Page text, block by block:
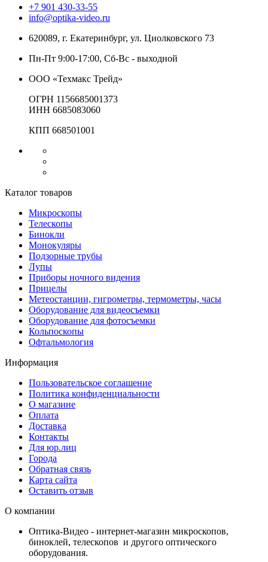
+7 901 430-33-55
info@optika-video.ru
620089, г. Екатеринбург, ул. Циолковского 73
Пн-Пт 9:00-17:00, Сб-Вс - выходной
ООО «Техмакс Трейд»
ОГРН 1156685001373
ИНН 6685083060
КПП 668501001
Каталог товаров
Микроскопы
Телескопы
Бинокли
Монокуляры
Подзорные трубы
Лупы
Приборы ночного видения
Прицелы
Метеостанции, гигрометры, термометры, часы
Оборудование для видеосъемки
Оборудование для фотосъемки
Кольпоскопы
Офтальмология
Информация
Пользовательское соглашение
Политика конфиденциальности
О магазине
Оплата
Доставка
Контакты
Для юр.лиц
Города
Обратная связь
Карта сайта
Оставить отзыв
О компании
Оптика-Видео - интернет-магазин микроскопов,
биноклей, телескопов и другого оптического
оборудования.